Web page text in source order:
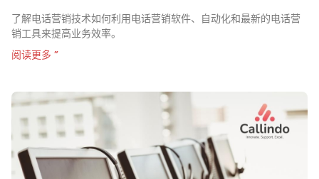
了解电话营销技术如何利用电话营销软件、自动化和最新的电话营
销工具来提高业务效率。
阅读更多 ”